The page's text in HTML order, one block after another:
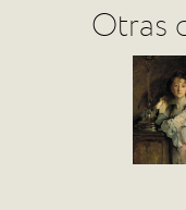
Otras